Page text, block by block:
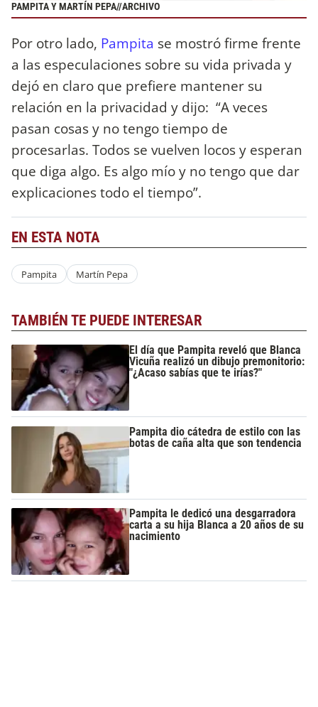
PAMPITA Y MARTÍN PEPA//ARCHIVO
Por otro lado, Pampita se mostró firme frente
a las especulaciones sobre su vida privada y
dejó en claro que prefiere mantener su
relación en la privacidad y dijo: “A veces
pasan cosas y no tengo tiempo de
procesarlas. Todos se vuelven locos y esperan
que diga algo. Es algo mío y no tengo que dar
explicaciones todo el tiempo”.
EN ESTA NOTA
Pampita Martín Pepa
TAMBIÉN TE PUEDE INTERESAR
El día que Pampita reveló que Blanca
Vicuña realizó un dibujo premonitorio:
"¿Acaso sabías que te irías?"
Pampita dio cátedra de estilo con las
botas de caña alta que son tendencia
Pampita le dedicó una desgarradora
carta a su hija Blanca a 20 años de su
nacimiento